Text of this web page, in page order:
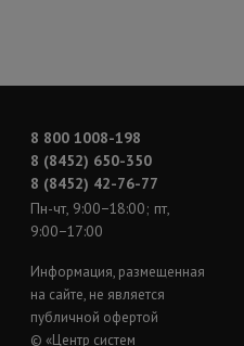
8 800 1008-198
8 (8452) 650-350
8 (8452) 42-76-77
Пн-чт, 9:00−18:00; пт,
9:00−17:00
Информация, размещенная
на сайте, не является
публичной офертой
© «Центр систем